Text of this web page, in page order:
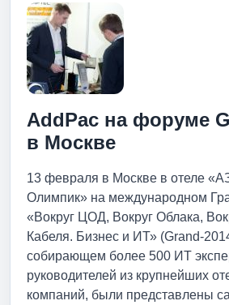
AddPac на форуме
в Москве
13 февраля в Москве в отеле
Олимпик» на международном
«Вокруг ЦОД, Вокруг Облака,
Кабеля. Бизнес и ИТ» (Grand-
собирающем более 500 ИТ
руководителей из крупнейших
компаний, были представлены